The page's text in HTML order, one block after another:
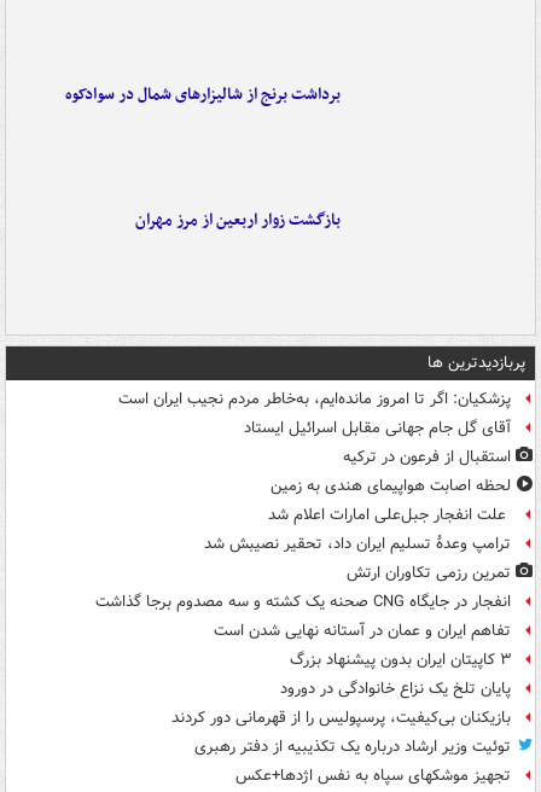
برداشت برنج از شالیزارهای شمال در سوادکوه
بازگشت زوار اربعین از مرز مهران
پربازدیدترین ها
پزشکیان: اگر تا امروز مانده‌ایم، به‌خاطر مردم نجیب ایران است
آقای گل جام جهانی مقابل اسرائیل ایستاد
استقبال از فرعون در ترکیه
لحظه اصابت هواپیمای هندی به زمین
علت انفجار جبل‌علی امارات اعلام شد
ترامپ وعدۀ تسلیم ایران داد، تحقیر نصیبش شد
تمرین رزمی تکاوران ارتش
انفجار در جایگاه CNG صحنه یک کشته و سه مصدوم برجا گذاشت
تفاهم ایران و عمان در آستانه نهایی شدن است
۳ کاپیتان ایران بدون پیشنهاد بزرگ
پایان تلخ یک نزاع خانوادگی در دورود
بازیکنان بی‌کیفیت، پرسپولیس را از قهرمانی دور کردند
توئیت وزیر ارشاد درباره یک تکذیبیه از دفتر رهبری
تجهیز موشکهای سپاه به نفس اژدها+عکس